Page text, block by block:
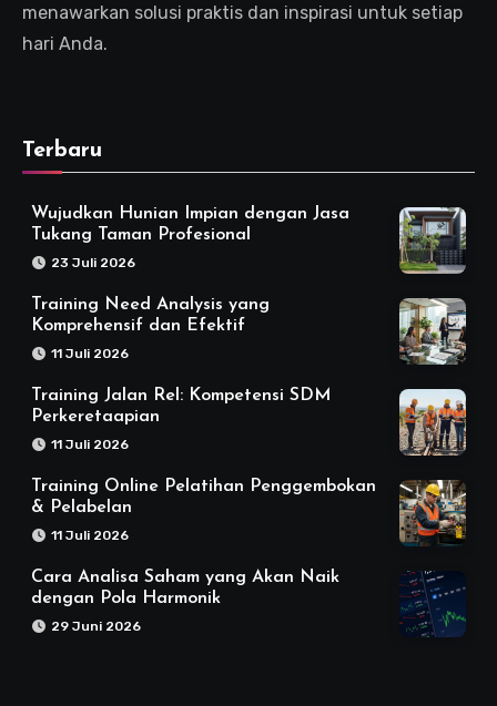
menawarkan solusi praktis dan inspirasi untuk setiap
hari Anda.
Terbaru
Wujudkan Hunian Impian dengan Jasa
Tukang Taman Profesional
23 Juli 2026
Training Need Analysis yang
Komprehensif dan Efektif
11 Juli 2026
Training Jalan Rel: Kompetensi SDM
Perkeretaapian
11 Juli 2026
Training Online Pelatihan Penggembokan
& Pelabelan
11 Juli 2026
Cara Analisa Saham yang Akan Naik
dengan Pola Harmonik
29 Juni 2026